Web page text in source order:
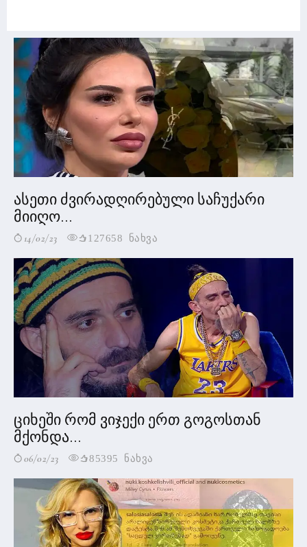
ასეთი ძვირადღირებული საჩუქარი
მიიღო...
14/02/23 127658 ნახვა
ციხეში რომ ვიჯექი ერთ გოგოსთან
მქონდა...
06/02/23 85395 ნახვა